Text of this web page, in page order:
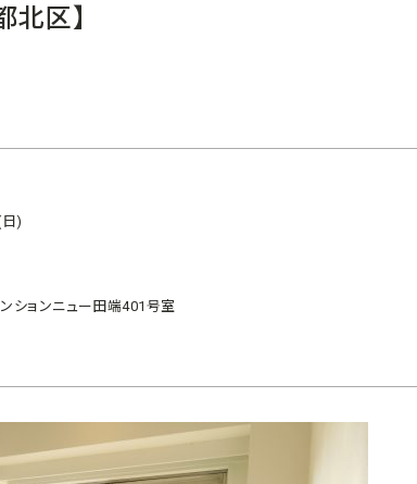
区】
)
ションニュー田端401号室